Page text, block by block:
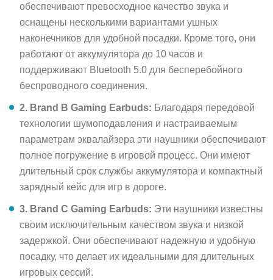
обеспечивают превосходное качество звука и
оснащены несколькими вариантами ушных
наконечников для удобной посадки. Кроме того, они
работают от аккумулятора до 10 часов и
поддерживают Bluetooth 5.0 для бесперебойного
беспроводного соединения.
2. Brand B Gaming Earbuds: Благодаря передовой
технологии шумоподавления и настраиваемым
параметрам эквалайзера эти наушники обеспечивают
полное погружение в игровой процесс. Они имеют
длительный срок службы аккумулятора и компактный
зарядный кейс для игр в дороге.
3. Brand C Gaming Earbuds: Эти наушники известны
своим исключительным качеством звука и низкой
задержкой. Они обеспечивают надежную и удобную
посадку, что делает их идеальными для длительных
игровых сессий.